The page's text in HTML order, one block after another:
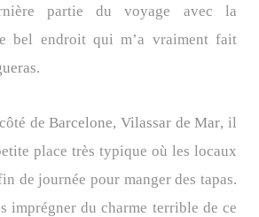
partie du voyage avec la
bel endroit qui m’a vraiment fait
.
deBarcelone, Vilassar de Mar, il
place très typique où les locaux
de journée pour manger des tapas.
imprégner du charme terrible de ce